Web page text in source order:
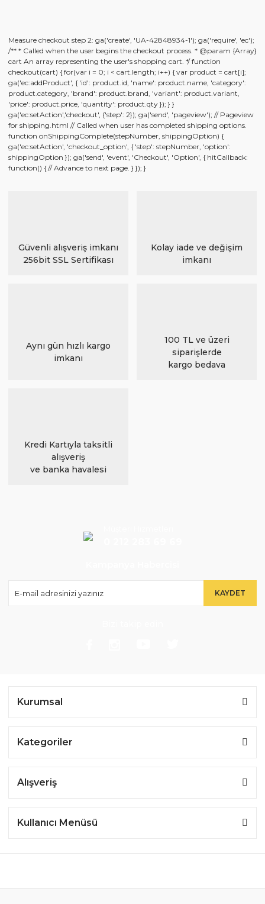
Measure checkout step 2: ga('create', 'UA-42848934-1'); ga('require', 'ec');
/** * Called when the user begins the checkout process. * @param {Array}
cart An array representing the user's shopping cart. */ function
checkout(cart) { for(var i = 0; i < cart.length; i++) { var product = cart[i];
ga('ec:addProduct', { 'id': product.id, 'name': product.name, 'category':
product.category, 'brand': product.brand, 'variant': product.variant,
'price': product.price, 'quantity': product.qty }); } }
ga('ec:setAction','checkout', {'step': 2}); ga('send', 'pageview'); // Pageview
for shipping.html // Called when user has completed shipping options.
function onShippingComplete(stepNumber, shippingOption) {
ga('ec:setAction', 'checkout_option', { 'step': stepNumber, 'option':
shippingOption }); ga('send', 'event', 'Checkout', 'Option', { hitCallback:
function() { // Advance to next page. } }); }
Güvenli alışveriş imkanı
256bit SSL Sertifikası
Kolay iade ve değişim
imkanı
Aynı gün hızlı kargo
imkanı
100 TL ve üzeri
siparişlerde
kargo bedava
Kredi Kartıyla taksitli
alışveriş
ve banka havalesi
KAYDET
Kurumsal
Kategoriler
Alışveriş
Kullanıcı Menüsü